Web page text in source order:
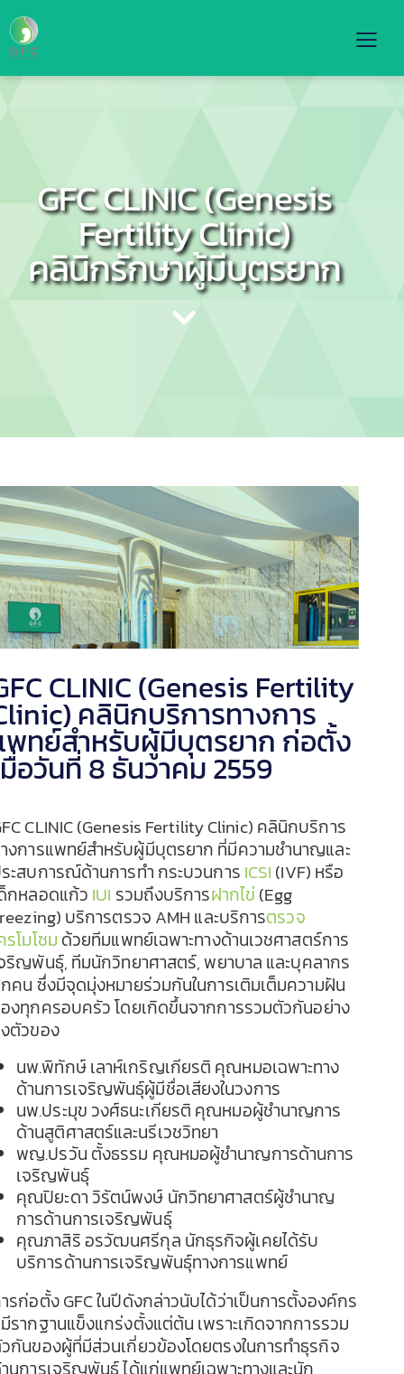
GFCCLINIC(Genesis
FertilityClinic)
คลินิกรักษาผู้มีบุตรยาก
CLINIC (Genesis Fertility
คลินิกบริการทางการ
ทย์สำหรับผู้มีบุตรยาก ก่อตั้ง
อวันที่ 8 ธันวาคม 2559
CLINIC (Genesis Fertility Clinic) คลินิกบริการ
งการแพทย์สำหรับผู้มีบุตรยาก ที่มีความชำนาญและ
ะสบการณ์ด้านการทํา กระบวนการ ICSI (IVF) หรือ
กหลอดแก้ว IUI รวมถึงบริการฝากไข่ (Egg
บริการตรวจ AMH และบริการตรวจ
รโมโซม ด้วยทีมแพทย์เฉพาะทางด้านเวชศาสตร์การ
ริญพันธุ์, ทีมนักวิทยาศาสตร์, พยาบาล และบุคลากร
คน ซึ่งมีจุดมุ่งหมายร่วมกันในการเติมเต็มความฝัน
งทุกครอบครัว โดยเกิดขึ้นจากการรวมตัวกันอย่าง
ตัวของ
นพ.พิทักษ์ เลาห์เกริญเกียรติ คุณหมอเฉพาะทาง
ด้านการเจริญพันธุ์ผู้มีชื่อเสียงในวงการ
นพ.ประมุข วงศ์ธนะเกียรติ คุณหมอผู้ชำนาญการ
ด้านสูติศาสตร์และนรีเวชวิทยา
พญ.ปรวัน ตั้งธรรม คุณหมอผู้ชำนาญการด้านการ
เจริญพันธุ์
คุณปิยะดา วิรัตน์พงษ์ นักวิทยาศาสตร์ผู้ชำนาญ
การด้านการเจริญพันธุ์
คุณภาสิริ อรวัฒนศรีกุล นักธุรกิจผู้เคยได้รับ
บริการด้านการเจริญพันธุ์ทางการแพทย์
รก่อตั้ง GFC ในปีดังกล่าวนับได้ว่าเป็นการตั้งองค์กร
รากฐานแข็งแกร่งตั้งแต่ต้น เพราะเกิดจากการรวม
กันของผู้ที่มีส่วนเกี่ยวข้องโดยตรงในการทำธุรกิจ
นการเจริญพันธุ์ ได้แก่แพทย์เฉพาะทางและนัก